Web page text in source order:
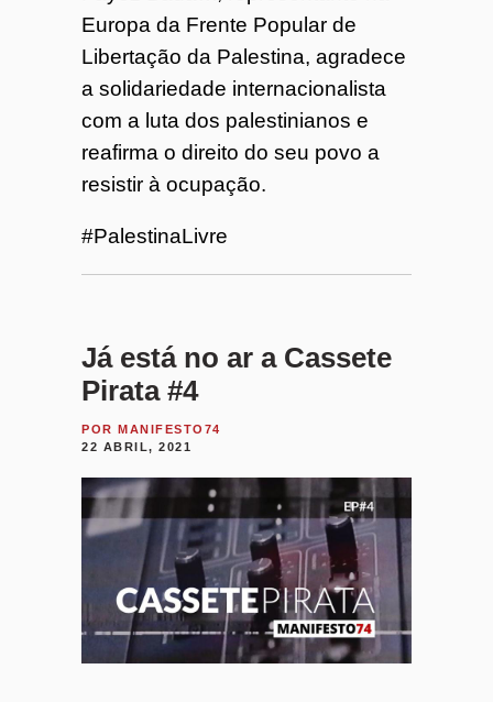
Europa da Frente Popular de
Libertação da Palestina, agradece
a solidariedade internacionalista
com a luta dos palestinianos e
reafirma o direito do seu povo a
resistir à ocupação.
#PalestinaLivre
Já está no ar a Cassete
Pirata #4
POR MANIFESTO74
22 ABRIL, 2021